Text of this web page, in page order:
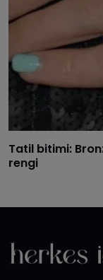
Tatil bitimi:
rengi